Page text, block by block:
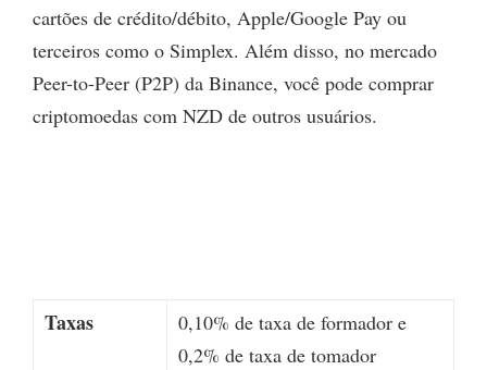
cartões de crédito/débito, Apple/Google Pay ou
terceiros como o Simplex. Além disso, no mercado
Peer-to-Peer (P2P) da Binance, você pode comprar
criptomoedas com NZD de outros usuários.
Taxas
0,10% de taxa de formador e
0,2% de taxa de tomador